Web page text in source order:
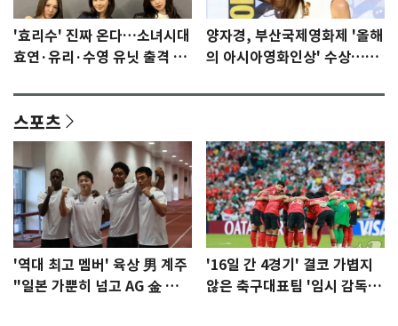
'효리수' 진짜 온다…소녀시대
효연·유리·수영 유닛 출격 [N
양자경, 부산국제영화제 '올해
의 아시아영화인상' 수상…15
스포츠
'역대 최고 멤버' 육상 男 계주
"일본 가뿐히 넘고 AG 金 따겠
'16일 간 4경기' 결코 가볍지
않은 축구대표팀 '임시 감독'